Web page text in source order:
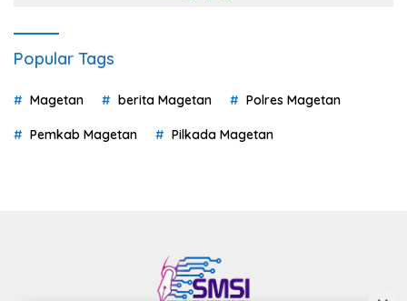
Popular Tags
Magetan berita Magetan Polres Magetan
Pemkab Magetan Pilkada Magetan